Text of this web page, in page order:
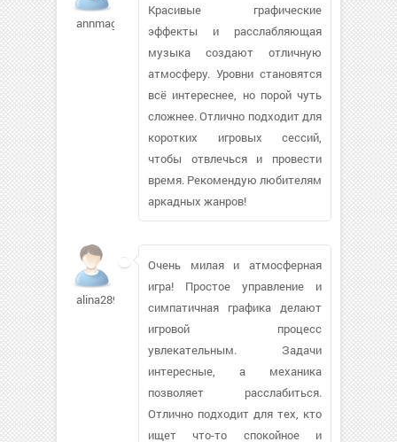
annmagic532
Красивые графические
эффекты и расслабляющая
музыка создают отличную
атмосферу. Уровни становятся
всё интереснее, но порой чуть
сложнее. Отлично подходит для
коротких игровых сессий,
чтобы отвлечься и провести
время. Рекомендую любителям
аркадных жанров!
alina2895411
Очень милая и атмосферная
игра! Простое управление и
симпатичная графика делают
игровой процесс
увлекательным. Задачи
интересные, а механика
позволяет расслабиться.
Отлично подходит для тех, кто
ищет что-то спокойное и